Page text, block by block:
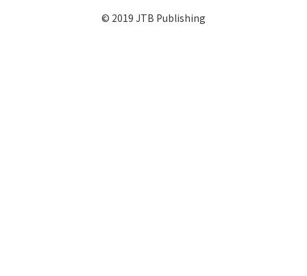
© 2019 JTB Publishing